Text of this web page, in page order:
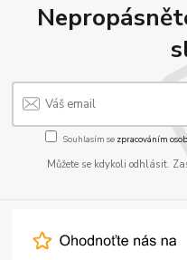
Souhlasím se zpracováním
Můžete se kdykoli odhlásit.